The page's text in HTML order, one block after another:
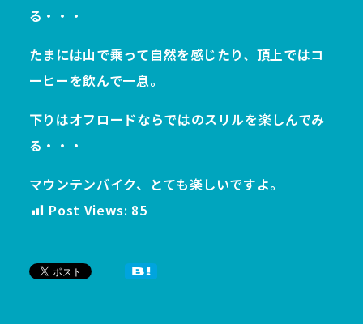
る・・・
たまには山で乗って自然を感じたり、頂上ではコ
ーヒーを飲んで一息。
下りはオフロードならではのスリルを楽しんでみ
る・・・
マウンテンバイク、とても楽しいですよ。
Post Views: 85